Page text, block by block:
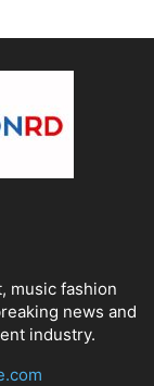
music fashion
news and
industry.